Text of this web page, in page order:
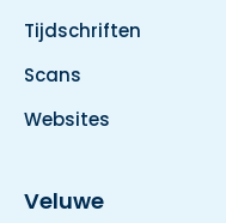
Tijdschriften
Scans
Websites
Veluwe